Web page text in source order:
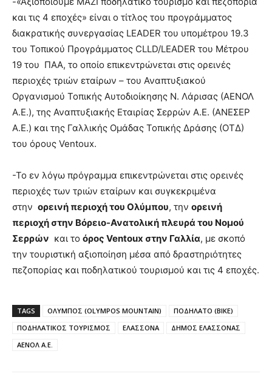
και τις 4 εποχές» είναι ο τίτλος του προγράμματος
διακρατικής συνεργασίας LEADER του υπομέτρου 19.3
του Τοπικού Προγράμματος CLLD/LEADER του Μέτρου
19 του ΠΑΑ, το οποίο επικεντρώνεται στις ορεινές
περιοχές τριών εταίρων – του Αναπτυξιακού
Οργανισμού Τοπικής Αυτοδιοίκησης Ν. Λάρισας (ΑΕΝΟΛ
Α.Ε.), της Αναπτυξιακής Εταιρίας Σερρών Α.Ε. (ΑΝΕΣΕΡ
Α.Ε.) και της Γαλλικής Ομάδας Τοπικής Δράσης (ΟΤΔ)
του όρους Ventoux.
-Το εν λόγω πρόγραμμα επικεντρώνεται στις ορεινές
περιοχές των τριών εταίρων και συγκεκριμένα
στην ορεινή περιοχή του Ολύμπου, την ορεινή
περιοχή στην Βόρειο-Ανατολική πλευρά του Νομού
Σερρών και το όρος Ventoux στην Γαλλία, με σκοπό
την τουριστική αξιοποίηση μέσα από δραστηριότητες
πεζοπορίας και ποδηλατικού τουρισμού και τις 4 εποχές.
TAGS ΟΛΥΜΠΟΣ (OLYMPOS MOUNTAIN)
ΠΟΔΗΛΑΤΟ (BIKE)
ΠΟΔΗΛΑΤΙΚΟΣ ΤΟΥΡΙΣΜΟΣ
ΕΛΑΣΣΟΝΑ
ΔΗΜΟΣ ΕΛΑΣΣΟΝΑΣ
ΑΕΝΟΛ Α.Ε.